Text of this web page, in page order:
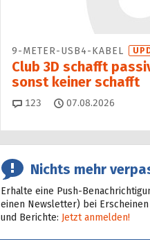
9-METER-USB4-KABEL
Club 3D schafft
sonst keiner schafft
123 Kommentare
07.08.2026
Nichts mehr
Erhalte eine Push-
einen Newsletter) bei Erscheinen
und Berichte: Jetzt anmelden!